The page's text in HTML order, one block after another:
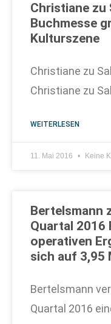
Christiane zu
Buchmesse
Kulturszene
Christiane zu
Christiane zu
WEITERLESEN
11. Mai 2016 Keine
Bertelsmann
Quartal 2016
operativen
sich auf 3,95
Bertelsmann
Quartal 2016